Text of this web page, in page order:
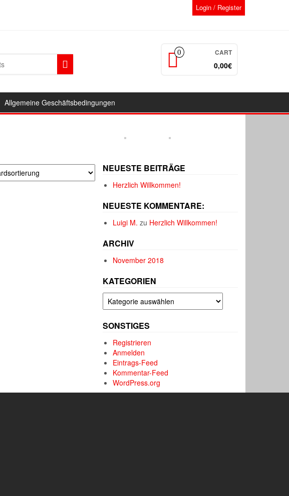
Login / Register
0 CART
0,00€
Allgemeine Geschäftsbedingungen
NEUESTE BEITRÄGE
Herzlich Willkommen!
NEUESTE KOMMENTARE:
Luigi M. zu Herzlich Willkommen!
ARCHIV
November 2018
KATEGORIEN
Kategorien
SONSTIGES
Registrieren
Anmelden
Eintrags-Feed
Kommentar-Feed
WordPress.org